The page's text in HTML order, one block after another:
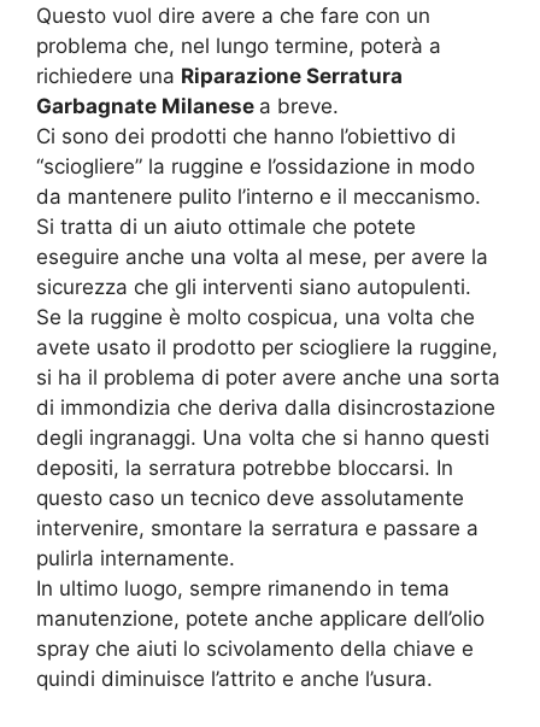
Questo vuol dire avere a che fare con un
problema che, nel lungo termine, poterà a
richiedere una Riparazione Serratura
Garbagnate Milanese a breve.
Ci sono dei prodotti che hanno l’obiettivo di
“sciogliere” la ruggine e l’ossidazione in modo
da mantenere pulito l’interno e il meccanismo.
Si tratta di un aiuto ottimale che potete
eseguire anche una volta al mese, per avere la
sicurezza che gli interventi siano autopulenti.
Se la ruggine è molto cospicua, una volta che
avete usato il prodotto per sciogliere la ruggine,
si ha il problema di poter avere anche una sorta
di immondizia che deriva dalla disincrostazione
degli ingranaggi. Una volta che si hanno questi
depositi, la serratura potrebbe bloccarsi. In
questo caso un tecnico deve assolutamente
intervenire, smontare la serratura e passare a
pulirla internamente.
In ultimo luogo, sempre rimanendo in tema
manutenzione, potete anche applicare dell’olio
spray che aiuti lo scivolamento della chiave e
quindi diminuisce l’attrito e anche l’usura.